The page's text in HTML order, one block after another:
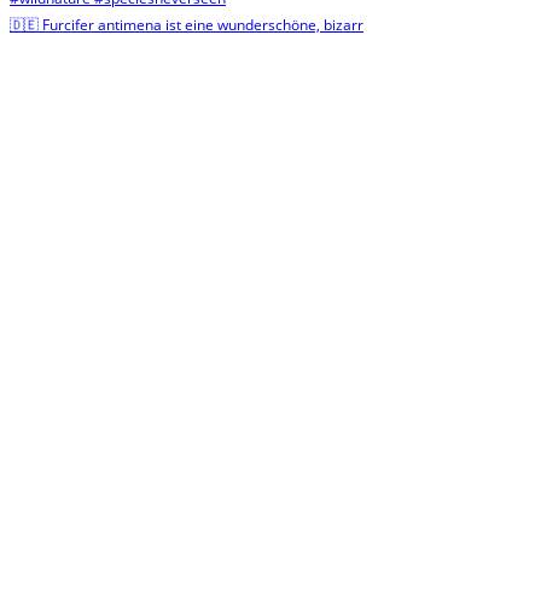
🇩🇪 Furcifer antimena ist eine wunderschöne, bizarr